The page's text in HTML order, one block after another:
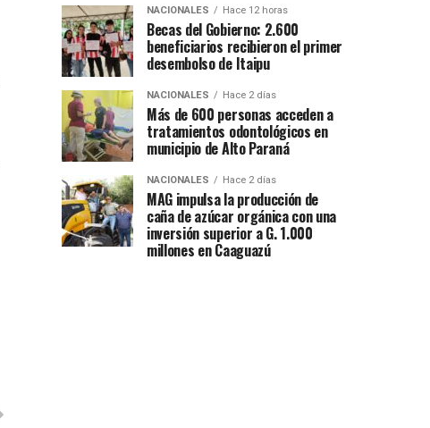
NACIONALES Hace 12 horas
Becas del Gobierno: 2.600
beneficiarios recibieron el primer
desembolso de Itaipu
NACIONALES Hace 2 días
Más de 600 personas acceden a
tratamientos odontológicos en
municipio de Alto Paraná
NACIONALES Hace 2 días
MAG impulsa la producción de
caña de azúcar orgánica con una
inversión superior a G. 1.000
millones en Caaguazú